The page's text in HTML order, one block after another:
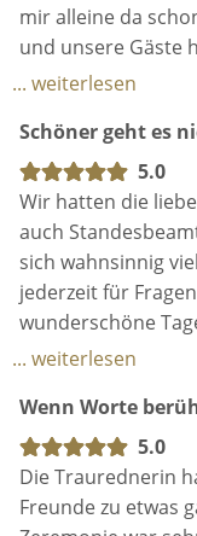
nicht schon
mir alleine da
und unsere Gäste
zusammen zu
gemacht. Saskia
weiterempfehlen
... weiterlesen
Schöner geht es
5.0
Wir hatten die
auch
sich wahnsinnig
jederzeit für
wunderschöne
Reden waren
anwesenden
würden sie
empfehlen sie
Traumhochzeit
... weiterlesen
Wenn Worte
5.0
Die Traurednerin
Freunde zu etwas